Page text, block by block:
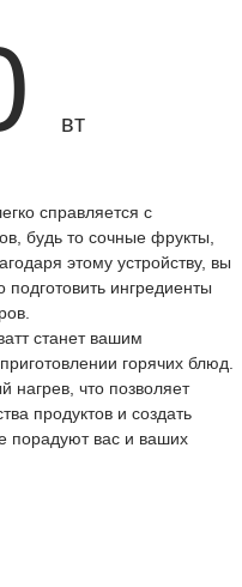
вт
справляется с
будь то сочные фрукты,
этому устройству, вы
ингредиенты
станет вашим
горячих блюд.
нагрев, что позволяет
продуктов и создать
порадуют вас и ваших